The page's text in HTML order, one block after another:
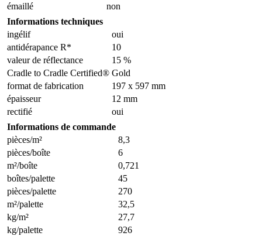
émaillé
non
Informations techniques
ingélif
oui
antidérapance R*
10
valeur de réflectance
15 %
Cradle to Cradle Certified® Gold
format de fabrication
197 x 597 mm
épaisseur
12 mm
rectifié
oui
Informations de commande
pièces/m²
8,3
pièces/boîte
6
m²/boîte
0,721
boîtes/palette
45
pièces/palette
270
m²/palette
32,5
kg/m²
27,7
kg/palette
926